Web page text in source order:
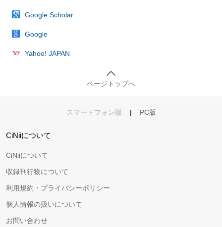
Google Scholar
Google
Yahoo! JAPAN
ページトップへ
スマートフォン版 | PC版
CiNiiについて
CiNiiについて
収録刊行物について
利用規約・プライバシーポリシー
個人情報の扱いについて
お問い合わせ